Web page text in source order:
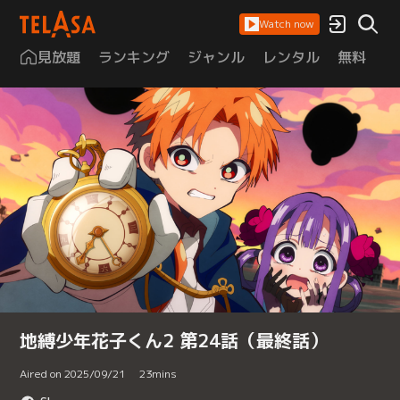
Watch now
見放題 ランキング ジャンル レンタル 無料
地縛少年花子くん2 第24話（最終話）
Aired on 2025/09/21 23mins